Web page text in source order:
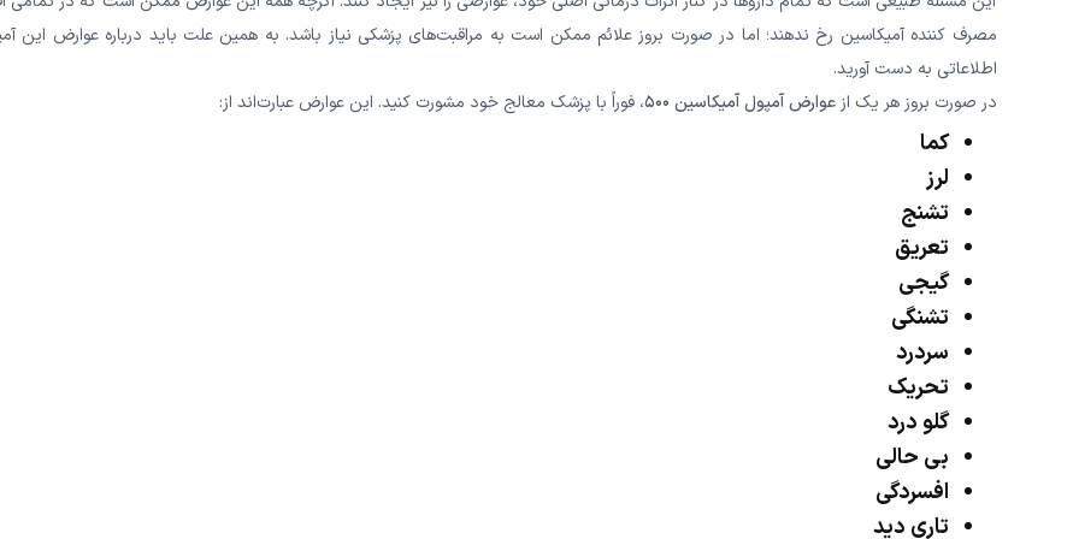
مصرف کننده آمیکاسین رخ ندهند؛ اما در صورت بروز علائم ممکن است به مراقبت‌های پزشکی نیاز باشد. به همین علت باید درباره عوارض این
اطلاعاتی به دست آورید.
در صورت بروز هر یک ازعوارض آمپول آمیکاسین ۵۰۰ ، فوراً با پزشک معالج خود مشورت کنید. این عوارض عبارت‌اند از:
کما
لرز
تشنج
تعریق
گیجی
تشنگی
سردرد
تحریک
گلو درد
بی حالی
افسردگی
تاری دید